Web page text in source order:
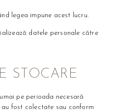
legea impune acest lucru.
datele personale către
STOCARE
pe perioada necesară
fost colectate sau conform